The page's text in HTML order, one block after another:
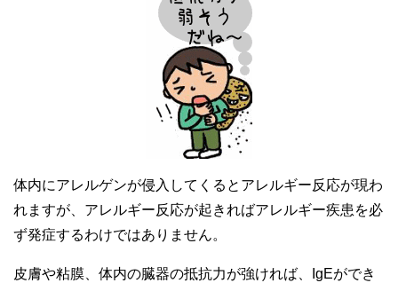
体内にアレルゲンが侵入してくるとアレルギー反応が現わ
れますが、アレルギー反応が起きればアレルギー疾患を必
ず発症するわけではありません。
皮膚や粘膜、体内の臓器の抵抗力が強ければ、IgEができ